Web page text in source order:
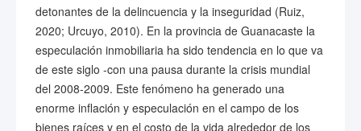
detonantes de la delincuencia y la inseguridad (Ruiz,
2020; Urcuyo, 2010). En la provincia de Guanacaste la
especulación inmobiliaria ha sido tendencia en lo que va
de este siglo -con una pausa durante la crisis mundial
del 2008-2009. Este fenómeno ha generado una
enorme inflación y especulación en el campo de los
bienes raíces y en el costo de la vida alrededor de los